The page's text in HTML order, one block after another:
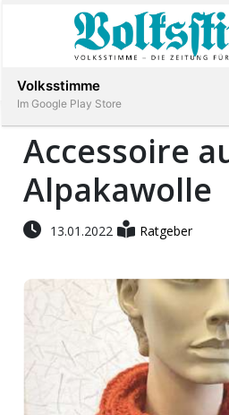
Immobilien
Veranstaltungen
Stellen
Paper
App
Abonnieren
Accessoire
Alpakawolle
13.01.2022 Ratgeber
Volksstimme
Im Google Play Store